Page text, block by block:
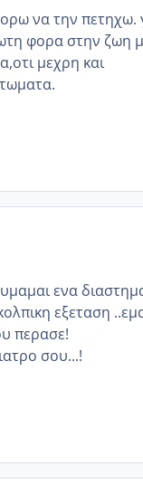
να την πετηχω.
φορα στην ζωη
μεχρη και
ενα
εξεταση
περασε!
σου...!